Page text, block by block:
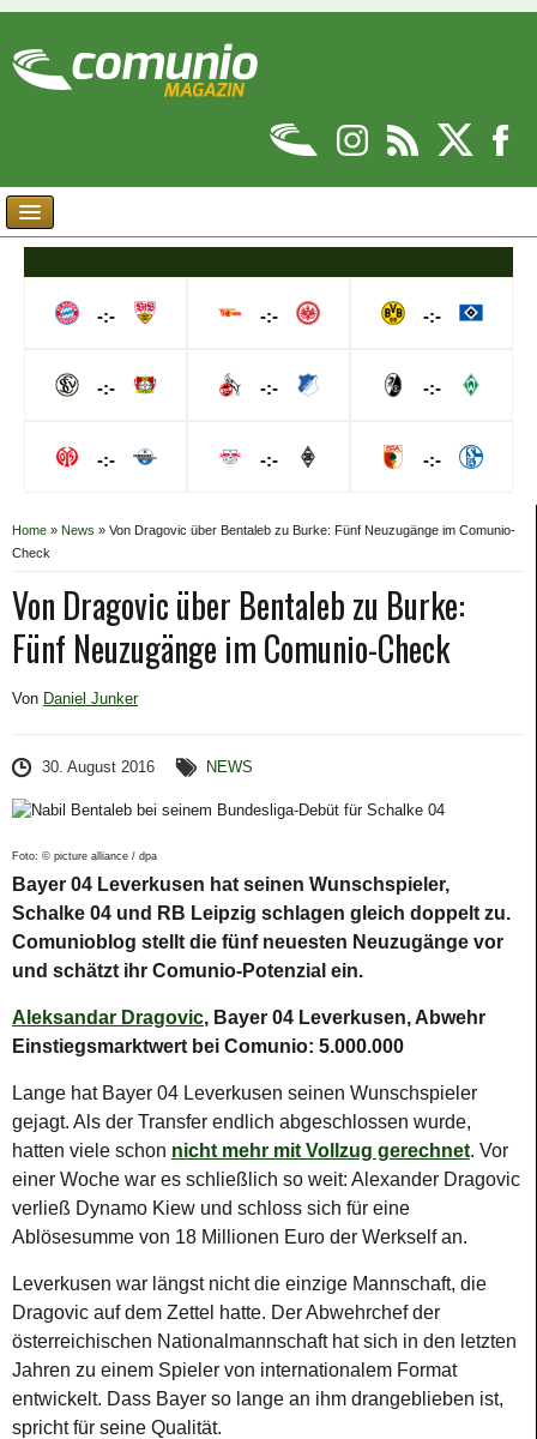
-:-
-:-
-:-
-:-
-:-
-:-
-:-
-:-
-:-
Home » News » Von Dragovic über Bentaleb zu Burke: Fünf Neuzugänge im Comunio-
Check
Von Dragovic über Bentaleb zu Burke:
Fünf Neuzugänge im Comunio-Check
Von Daniel Junker
30. August 2016 NEWS
Foto: © picture alliance / dpa
Bayer 04 Leverkusen hat seinen Wunschspieler,
Schalke 04 und RB Leipzig schlagen gleich doppelt zu.
Comunioblog stellt die fünf neuesten Neuzugänge vor
und schätzt ihr Comunio-Potenzial ein.
Aleksandar Dragovic, Bayer 04 Leverkusen, Abwehr
Einstiegsmarktwert bei Comunio: 5.000.000
Lange hat Bayer 04 Leverkusen seinen Wunschspieler
gejagt. Als der Transfer endlich abgeschlossen wurde,
hatten viele schon nicht mehr mit Vollzug gerechnet. Vor
einer Woche war es schließlich so weit: Alexander Dragovic
verließ Dynamo Kiew und schloss sich für eine
Ablösesumme von 18 Millionen Euro der Werkself an.
Leverkusen war längst nicht die einzige Mannschaft, die
Dragovic auf dem Zettel hatte. Der Abwehrchef der
österreichischen Nationalmannschaft hat sich in den letzten
Jahren zu einem Spieler von internationalem Format
entwickelt. Dass Bayer so lange an ihm drangeblieben ist,
spricht für seine Qualität.